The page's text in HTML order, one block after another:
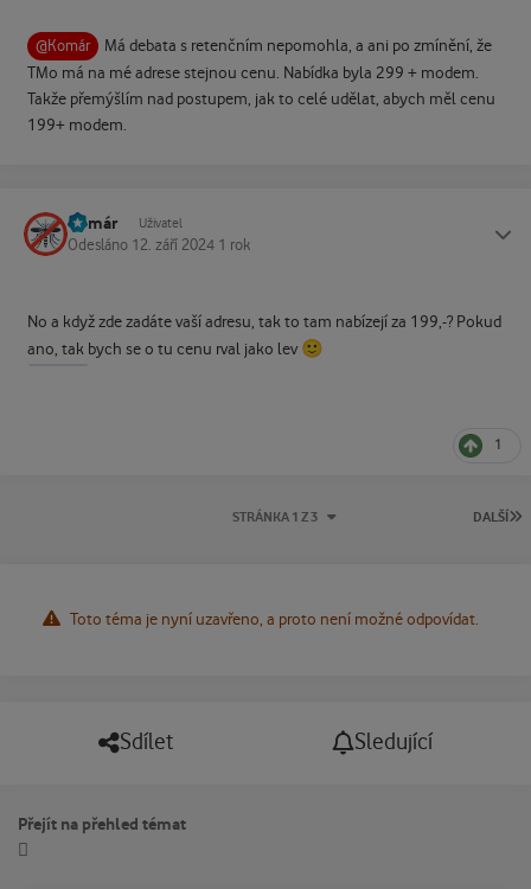
@Komár
Má debata s retenčním nepomohla, a ani po zmínění, že
TMo má na mé adrese stejnou cenu. Nabídka byla 299 + modem.
Takže přemýšlím nad postupem, jak to celé udělat, abych měl cenu
199+ modem.
Komár Uživatel
Odesláno 12. září 2024 1 rok
No a když zde zadáte vaší adresu, tak to tam nabízejí za 199,-? Pokud
ano, tak bych se o tu cenu rval jako lev 🙂
1
DALŠÍ
STRÁNKA 1 Z 3
Toto téma je nyní uzavřeno, a proto není možné odpovídat.
Sdílet Sledující
Přejít na přehled témat